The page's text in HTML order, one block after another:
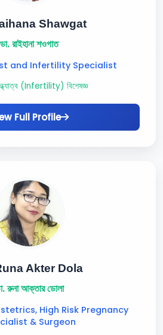
Shawgat
ডা. রাইহানা শওগাত
and Infertility Specialist
(Infertility) বিশেষজ্ঞ
Full Profile
Akter Dola
রুনা আক্তার ডোলা
High Risk Pregnancy
& Surgeon